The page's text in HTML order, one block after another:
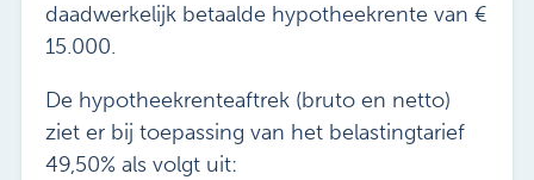
daadwerkelijk betaalde hypotheekrente van €
15.000.
De hypotheekrenteaftrek (bruto en netto)
ziet er bij toepassing van het belastingtarief
49,50% als volgt uit: